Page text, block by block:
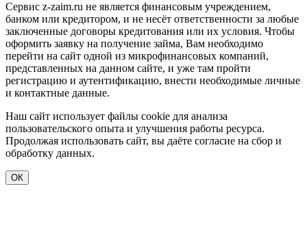
Сервис z-zaim.ru не является финансовым учреждением,
банком или кредитором, и не несёт ответственности за любые
заключенные договоры кредитования или их условия. Чтобы
оформить заявку на получение займа, Вам необходимо
перейти на сайт одной из микрофинансовых компаний,
представленных на данном сайте, и уже там пройти
регистрацию и аутентификацию, внести необходимые личные
и контактные данные.
Наш сайт использует файлы cookie для анализа
пользовательского опыта и улучшения работы ресурса.
Продолжая использовать сайт, вы даёте согласие на сбор и
обработку данных.
ОК